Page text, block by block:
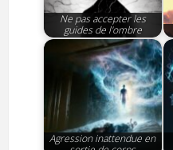
Ne pas accepter les
guides de l'ombre
Agression inattendue en